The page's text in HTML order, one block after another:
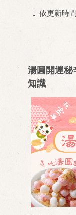
依更新時間
湯圓開運
知識